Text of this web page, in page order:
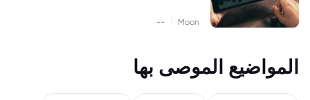
Moon
--
المواضيع الموصى بها